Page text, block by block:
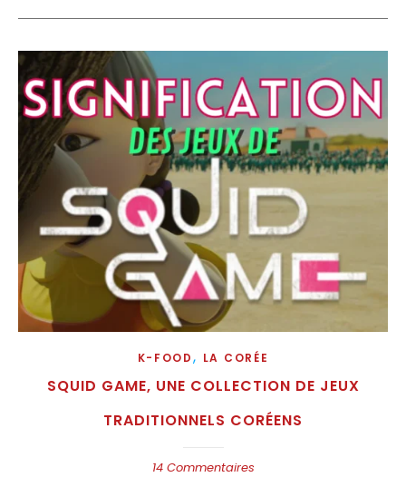
K-FOOD, LA CORÉE
SQUID GAME, UNE COLLECTION DE JEUX
TRADITIONNELS CORÉENS
14 Commentaires